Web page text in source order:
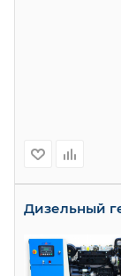
Дизельный